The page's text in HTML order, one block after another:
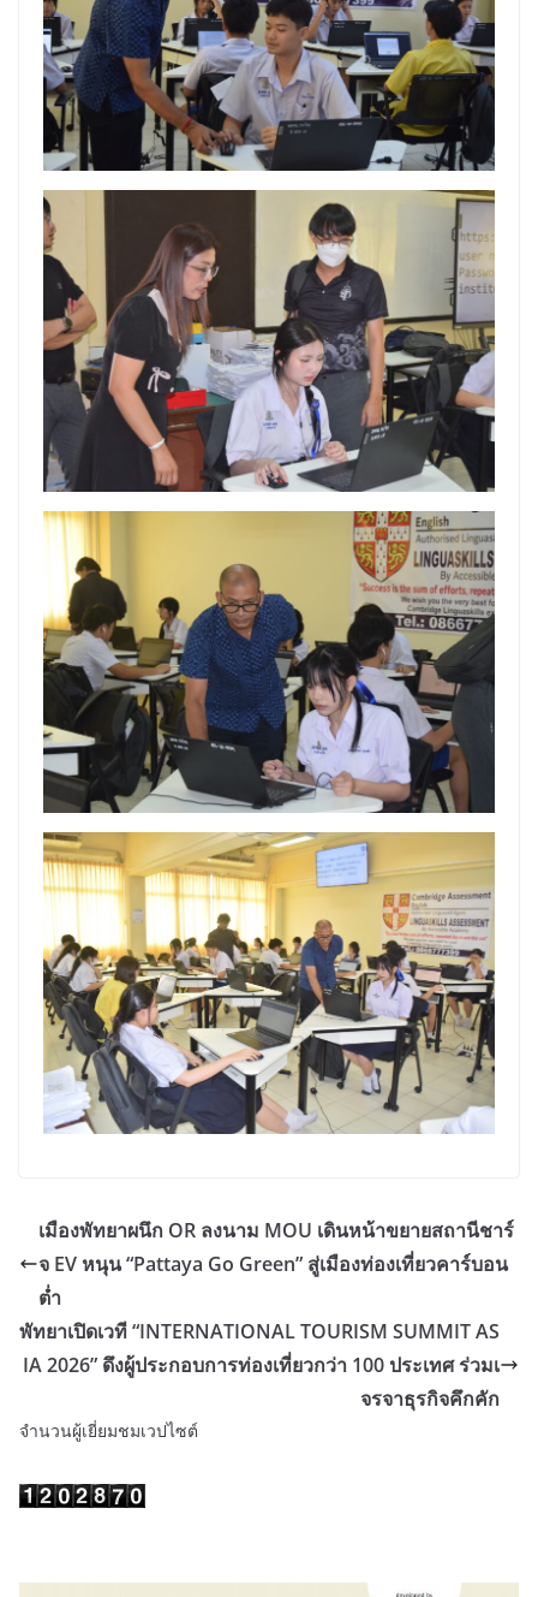
เมืองพัทยาผนึก OR ลงนาม MOU เดินหน้าขยายสถานีชาร์
จ EV หนุน “Pattaya Go Green” สู่เมืองท่องเที่ยวคาร์บอน
ต่ำ
พัทยาเปิดเวที “INTERNATIONAL TOURISM SUMMIT AS
IA 2026” ดึงผู้ประกอบการท่องเที่ยวกว่า 100 ประเทศ ร่วมเ
จรจาธุรกิจคึกคัก
จำนวนผู้เยี่ยมชมเวปไซต์